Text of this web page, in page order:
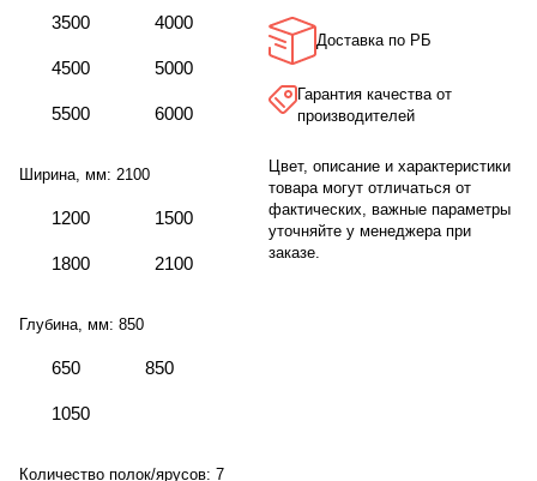
3500 4000
4500 5000
5500 6000
Ширина, мм: 2100
1200 1500
1800 2100
Глубина, мм: 850
650 850
1050
Количество полок/ярусов: 7
Доставка по РБ
Гарантия качества от
производителей
Цвет, описание и характеристики
товара могут отличаться от
фактических, важные параметры
уточняйте у менеджера при
заказе.